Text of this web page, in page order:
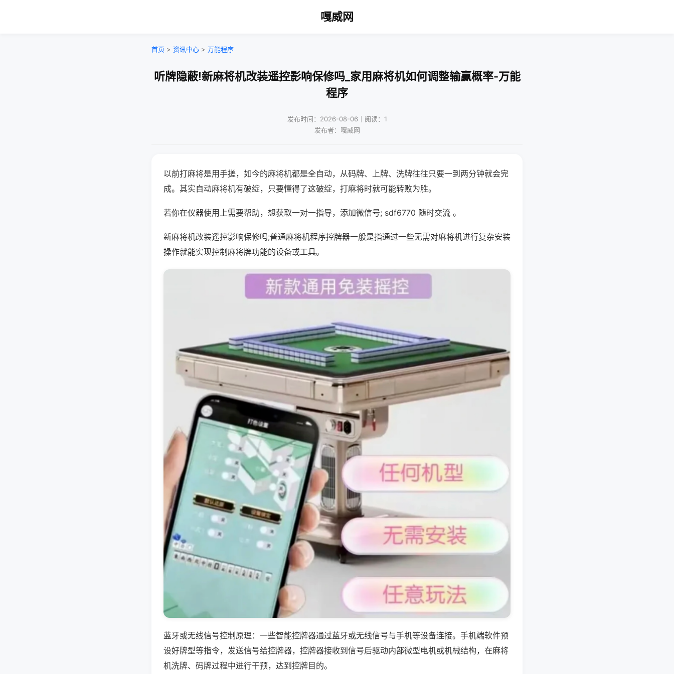
嘎威网
首页 > 资讯中心 > 万能程序
听牌隐蔽!新麻将机改装遥控影响保修吗_家用麻将机如何调整输赢概率-万能
程序
发布时间：2026-08-06｜阅读：1
发布者：嘎威网
以前打麻将是用手搓，如今的麻将机都是全自动，从码牌、上牌、洗牌往往只要一到两分钟就会完
成。其实自动麻将机有破绽，只要懂得了这破绽，打麻将时就可能转败为胜。
若你在仪器使用上需要帮助，想获取一对一指导，添加微信号; sdf6770 随时交流 。
新麻将机改装遥控影响保修吗;普通麻将机程序控牌器一般是指通过一些无需对麻将机进行复杂安装
操作就能实现控制麻将牌功能的设备或工具。
蓝牙或无线信号控制原理：一些智能控牌器通过蓝牙或无线信号与手机等设备连接。手机端软件预
设好牌型等指令，发送信号给控牌器，控牌器接收到信号后驱动内部微型电机或机械结构，在麻将
机洗牌、码牌过程中进行干预，达到控牌目的。